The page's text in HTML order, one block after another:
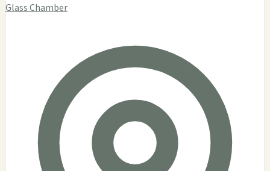
Glass Chamber